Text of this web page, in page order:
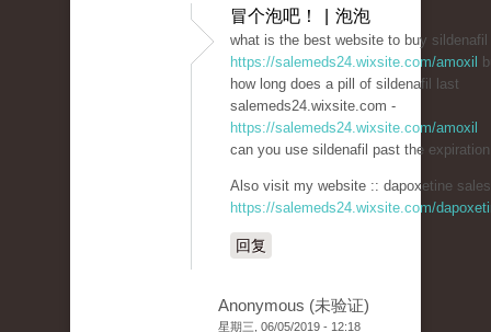
冒个泡吧！ | 泡泡
what is the best website to buy sildenafil
https://salemeds24.wixsite.com/amoxil
how long does a pill of sildenafil last
salemeds24.wixsite.com -
https://salemeds24.wixsite.com/amoxil
can you use sildenafil past the
Also visit my website :: dapoxetine
https://salemeds24.wixsite.com/
回复
Anonymous (未验证)
星期三, 06/05/2019 - 12:18